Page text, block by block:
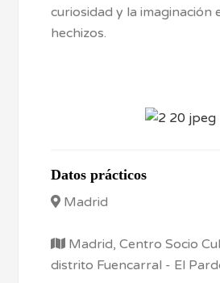
curiosidad y la imaginación
hechizos.
Datos prácticos
Madrid
Madrid, Centro Socio
distrito Fuencarral - El